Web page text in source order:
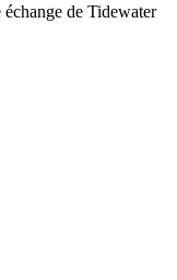
de Tidewater